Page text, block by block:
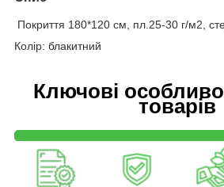
Покриття 180*120 см, пл.25-30 г/м2,
Колір: блакитний
Ключові
товарів